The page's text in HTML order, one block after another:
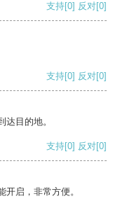
支持[0] 反对[0]
支持[0] 反对[0]
目的地。
支持[0] 反对[0]
启，非常方便。